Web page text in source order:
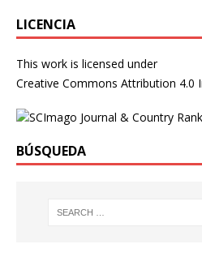
LICENCIA
This work is licensed under
Creative Commons Attribution 4.0
BÚSQUEDA